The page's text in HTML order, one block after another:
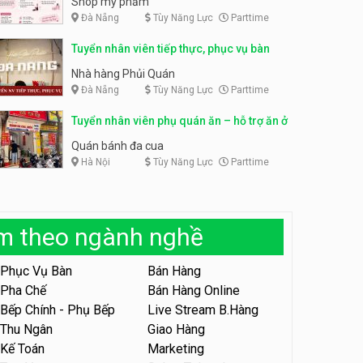
trực page, thu ngân parttime
GRAVI ESCAPE ROOM
Tuyển nhân viên bán hàng,
KIBO KIDS
Tuyển nhân viên edit ảnh,
Công ty
Tuyển nhân viên tiếp thực,
Tuyển nhân viên phục vụ ca
tối – quán kem dừa
Quán kem dừa
Tuyển nhân viên phụ bếp –
Bún Đậu Mắm Tôm – Bếp
Bún Đậu Mắm Tôm - Bếp Tiên
Đà Nẵng Tùy Năng Lực Parttime
Tuyển nhân viên tiếp thực, phục vụ bàn
Nhà hàng Phủi Quán
Đà Nẵng Tùy Năng Lực Parttime
Tuyển nhân viên phụ quán ăn – hỗ trợ ăn ở
Quán bánh đa cua
Hà Nội Tùy Năng Lực Parttime
theo ngành nghề
Phục Vụ Bàn
Bán Hàng
Pha Chế
Bán Hàng Online
Bếp Chính - Phụ Bếp
Live Stream B.Hàng
Thu Ngân
Giao Hàng
Kế Toán
Marketing